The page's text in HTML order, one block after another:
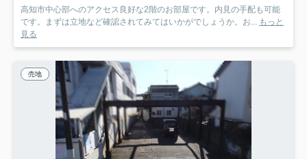
高知市中心部へのアクセス良好な2階のお部屋です。内見の手配も可能
です。まずは立地など確認されてみてはいかがでしょうか。お...
もっと
見る
売地